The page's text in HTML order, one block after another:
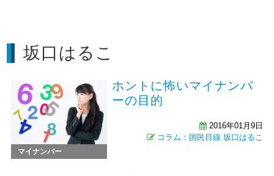
坂口はるこ
マイナンバー
ホントに怖いマイナンバ
ーの目的
2016年01月9日
コラム：国民目線 坂口はるこ